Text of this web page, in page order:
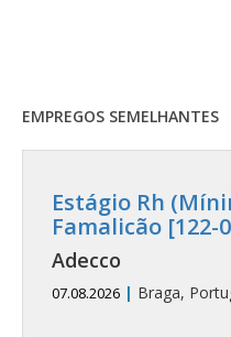
EMPREGOS SEMELHANTES
Estágio Rh
Famalicão [122-
Adecco
07.08.2026 | Braga,